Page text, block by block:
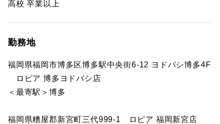
高校 卒業以上
勤務地
福岡県福岡市博多区博多駅中央街6-12 ヨドバシ博多4F
ロピア 博多ヨドバシ店
＜最寄駅＞博多
福岡県糟屋郡新宮町三代999-1 ロピア 福岡新宮店